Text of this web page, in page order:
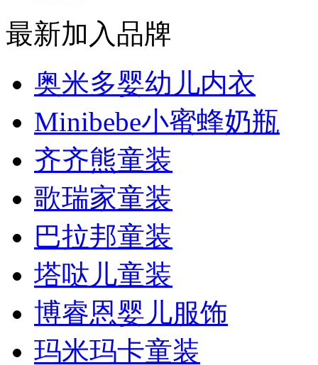
最新加入品牌
奥米多婴幼儿内衣
Minibebe小蜜蜂奶瓶
齐齐熊童装
歌瑞家童装
巴拉邦童装
塔哒儿童装
博睿恩婴儿服饰
玛米玛卡童装